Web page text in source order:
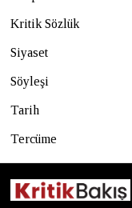
Kritik Sözlük
Siyaset
Söyleşi
Tarih
Tercüme